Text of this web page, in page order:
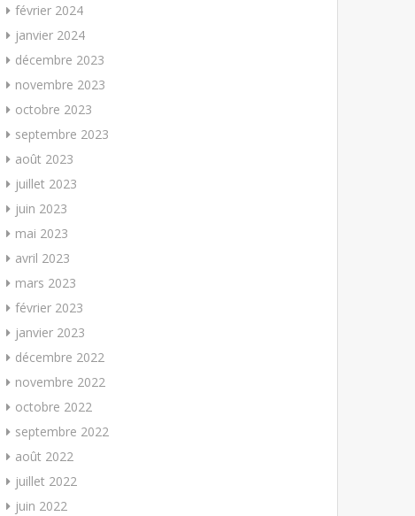
février 2024
janvier 2024
décembre 2023
novembre 2023
octobre 2023
septembre 2023
août 2023
juillet 2023
juin 2023
mai 2023
avril 2023
mars 2023
février 2023
janvier 2023
décembre 2022
novembre 2022
octobre 2022
septembre 2022
août 2022
juillet 2022
juin 2022